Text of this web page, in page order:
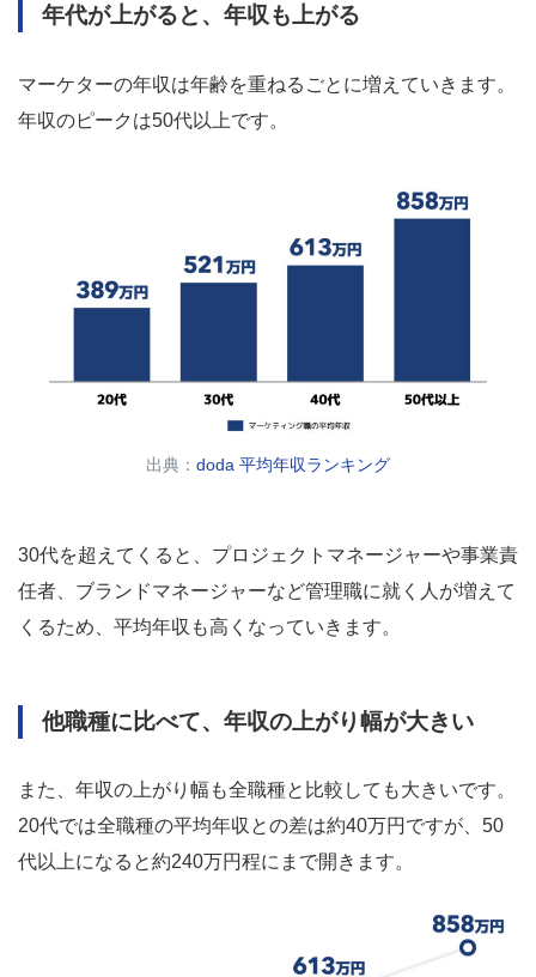
年代が上がると、年収も上がる
マーケターの年収は年齢を重ねるごとに増えていきます。
年収のピークは50代以上です。
出典： doda 平均年収ランキング
30代を超えてくると、プロジェクトマネージャーや事業責
任者、ブランドマネージャーなど管理職に就く人が増えて
くるため、平均年収も高くなっていきます。
他職種に比べて、年収の上がり幅が大きい
また、年収の上がり幅も全職種と比較しても大きいです。
20代では全職種の平均年収との差は約40万円ですが、50
代以上になると約240万円程にまで開きます。